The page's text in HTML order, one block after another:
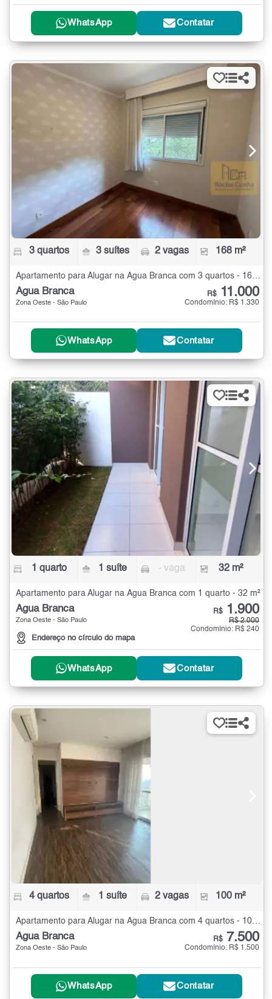
WhatsApp Contatar
3 quartos 3 suítes 2 vagas 168 m²
Apartamento para Alugar na Água Branca com 3 quartos - 168 m²
Água Branca
Zona Oeste - São Paulo
R$ 11.000
Condomínio: R$ 1.330
WhatsApp Contatar
1 quarto 1 suíte - vaga 32 m²
Apartamento para Alugar na Água Branca com 1 quarto - 32 m²
Água Branca
Zona Oeste - São Paulo
Endereço no círculo do mapa
R$ 1.900
R$ 2.000
Condomínio: R$ 240
WhatsApp Contatar
4 quartos 1 suíte 2 vagas 100 m²
Apartamento para Alugar na Água Branca com 4 quartos - 100 m²
Água Branca
Zona Oeste - São Paulo
R$ 7.500
Condomínio: R$ 1.500
WhatsApp Contatar